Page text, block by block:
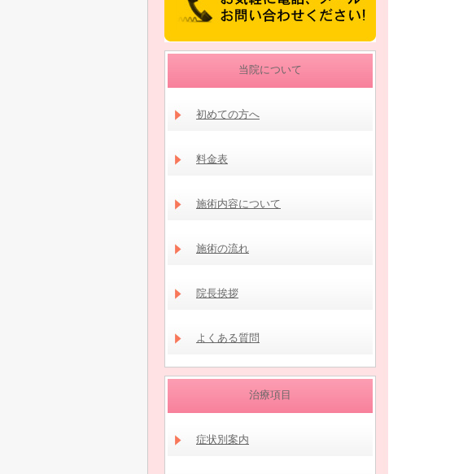
当院について
初めての方へ
料金表
施術内容について
施術の流れ
院長挨拶
よくある質問
治療項目
症状別案内